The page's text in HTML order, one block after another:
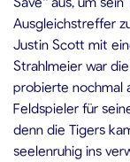
Ausgleichstreffer
Justin Scott mit
Strahlmeier war
probierte nochmal
Feldspieler für
denn die Tigers
seelenruhig ins